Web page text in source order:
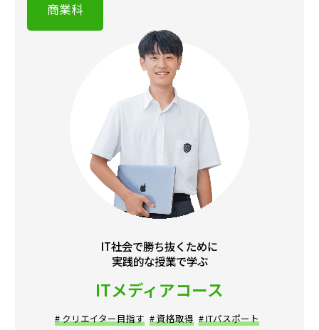
IT社会で勝ち抜くために
実践的な授業で学ぶ
ITメディアコース
# クリエイター目指す # 資格取得 # ITパスポート